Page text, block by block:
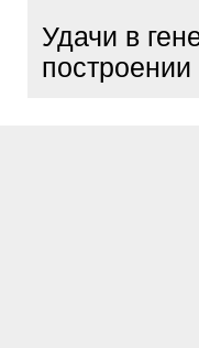
Удачи в